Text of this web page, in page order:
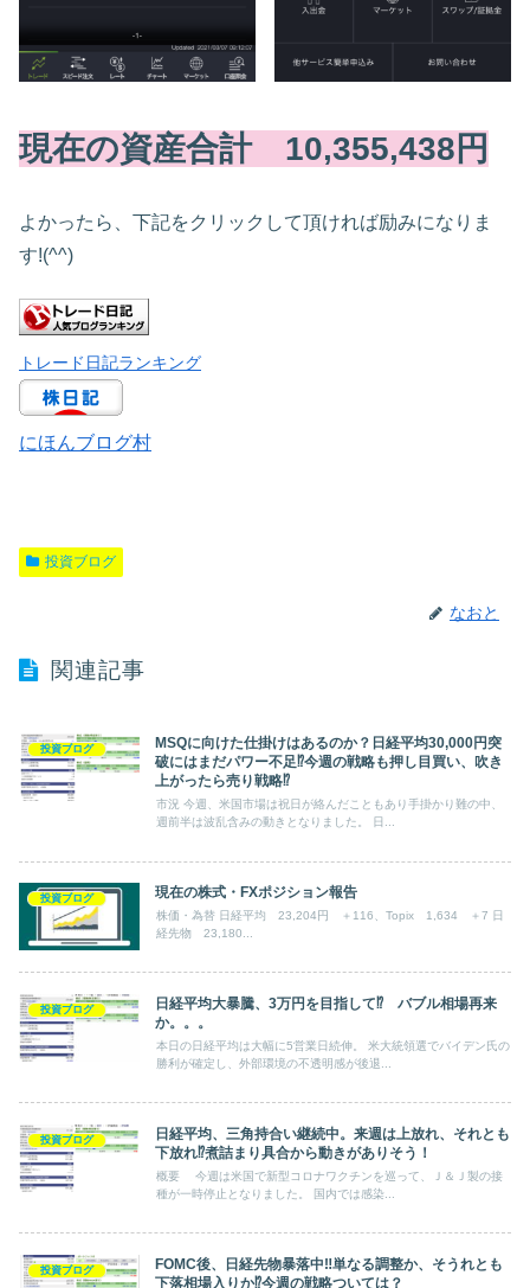
現在の資産合計 10,355,438円
よかったら、下記をクリックして頂ければ励みになりま
す!(^^)
トレード日記ランキング
にほんブログ村
投資ブログ
なおと
関連記事
投資ブログ
MSQに向けた仕掛けはあるのか？日経平均30,000円突
破にはまだパワー不足⁉今週の戦略も押し目買い、吹き
上がったら売り戦略⁉
市況 今週、米国市場は祝日が絡んだこともあり手掛かり難の中、
週前半は波乱含みの動きとなりました。 日...
投資ブログ 現在の株式・FXポジション報告
株価・為替 日経平均 23,204円 ＋116、Topix 1,634 ＋7 日
経先物 23,180...
投資ブログ
日経平均大暴騰、3万円を目指して⁉ バブル相場再来
か。。。
本日の日経平均は大幅に5営業日続伸。 米大統領選でバイデン氏の
勝利が確定し、外部環境の不透明感が後退...
投資ブログ
日経平均、三角持合い継続中。来週は上放れ、それとも
下放れ⁉煮詰まり具合から動きがありそう！
概要 今週は米国で新型コロナワクチンを巡って、Ｊ＆Ｊ製の接
種が一時停止となりました。 国内では感染...
投資ブログ
FOMC後、日経先物暴落中‼単なる調整か、そうれとも
下落相場入りか⁉今週の戦略ついては？